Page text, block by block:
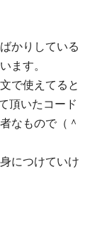
かりしている
ます。
で使えてると
頂いたコード
なもので（＾
につけていけ